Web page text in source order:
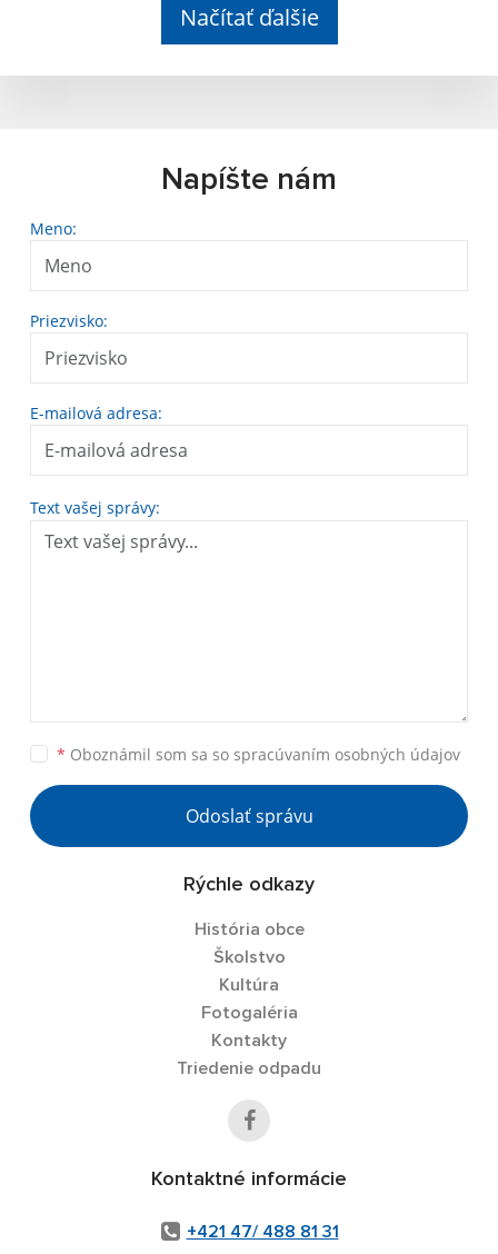
Načítať ďalšie
Napíšte nám
Meno:
Priezvisko:
E-mailová adresa:
Text vašej správy:
* Oboznámil som sa so spracúvaním osobných údajov
Odoslať správu
Rýchle odkazy
História obce
Školstvo
Kultúra
Fotogaléria
Kontakty
Triedenie odpadu
Kontaktné informácie
+421 47/ 488 81 31